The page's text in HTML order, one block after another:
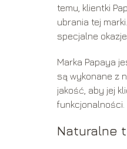
temu, klientki
ubrania tej
specjalne okazje.
Marka Papaya
są wykonane z
jakość, aby jej
funkcjonalności.
Naturalne